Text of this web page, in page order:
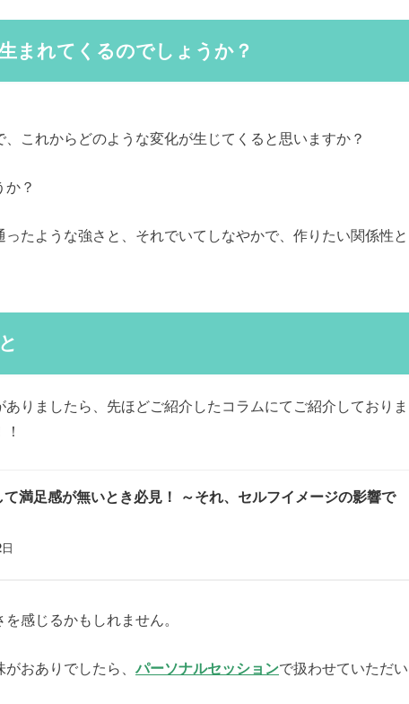
まれてくるのでしょうか？
これからどのような変化が生じてくると思いますか？
か？
たような強さと、それでいてしなやかで、作りたい関係性と
りましたら、先ほどご紹介したコラムにてご紹介しておりま
て満足感が無いとき必見！ ～それ、セルフイメージの影響で
感じるかもしれません。
がおありでしたら、パーソナルセッションで扱わせていただい